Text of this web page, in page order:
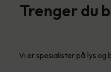
Trenger du
Vi er spesialister på lys og